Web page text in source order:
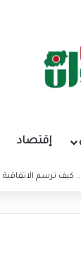
إقتصاد
كيف ترسم الاتفاقية